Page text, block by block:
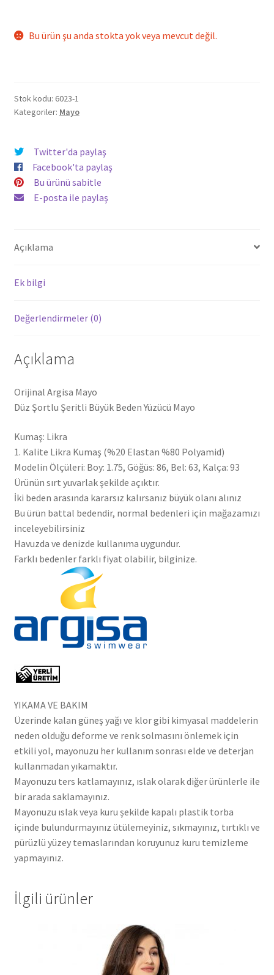
Bu ürün şu anda stokta yok veya mevcut değil.
Stok kodu: 6023-1
Kategoriler: Mayo
Twitter'da paylaş
Facebook'ta paylaş
Bu ürünü sabitle
E-posta ile paylaş
Açıklama
Ek bilgi
Değerlendirmeler (0)
Açıklama
Orijinal Argisa Mayo
Düz Şortlu Şeritli Büyük Beden Yüzücü Mayo
Kumaş: Likra
1. Kalite Likra Kumaş (%20 Elastan %80 Polyamid)
Modelin Ölçüleri: Boy: 1.75, Göğüs: 86, Bel: 63, Kalça: 93
Ürünün sırt yuvarlak şekilde açıktır.
İki beden arasında kararsız kalırsanız büyük olanı alınız
Bu ürün battal bedendir, normal bedenleri için mağazamızı
inceleyebilirsiniz
Havuzda ve denizde kullanıma uygundur.
Farklı bedenler farklı fiyat olabilir, bilginize.
YIKAMA VE BAKIM
Üzerinde kalan güneş yağı ve klor gibi kimyasal maddelerin
neden olduğu deforme ve renk solmasını önlemek için
etkili yol, mayonuzu her kullanım sonrası elde ve deterjan
kullanmadan yıkamaktır.
Mayonuzu ters katlamayınız, ıslak olarak diğer ürünlerle ile
bir arada saklamayınız.
Mayonuzu ıslak veya kuru şekilde kapalı plastik torba
içinde bulundurmayınız ütülemeyiniz, sıkmayınız, tırtıklı ve
pürüzlü yüzey temaslarından koruyunuz kuru temizleme
yapmayınız.
İlgili ürünler